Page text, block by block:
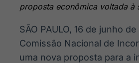
proposta econômica voltada à
SÃO PAULO, 16 de junho
Comissão Nacional de
uma nova proposta para a